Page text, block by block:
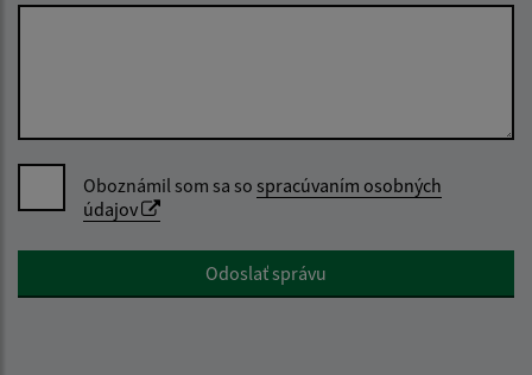
Oboznámil som sa so spracúvaním osobných
údajov
Google reCaptcha ResponseOdoslať správu